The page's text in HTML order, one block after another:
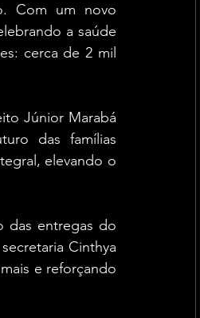
Com um novo
a saúde
cerca de 2 mil
Júnior Marabá
das famílias
elevando o
das entregas do
Cinthya
e reforçando